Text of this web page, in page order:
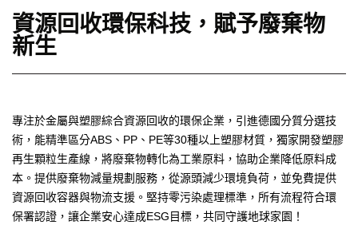
資源回收環保科技，賦予廢棄物
新生
專注於金屬與塑膠綜合資源回收的環保企業，引進德國分質分選技
術，能精準區分ABS、PP、PE等30種以上塑膠材質，獨家開發塑膠
再生顆粒生產線，將廢棄物轉化為工業原料，協助企業降低原料成
本。提供廢棄物減量規劃服務，從源頭減少環境負荷，並免費提供
資源回收容器與物流支援。堅持零污染處理標準，所有流程符合環
保署認證，讓企業安心達成ESG目標，共同守護地球家園！